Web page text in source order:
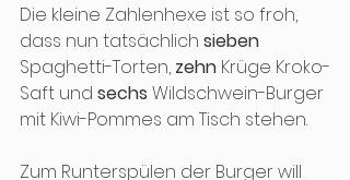
Die kleine Zahlenhexe ist so froh,
dass nun tatsächlich sieben
Spaghetti-Torten, zehn Krüge Kroko-
Saft und sechs Wildschwein-Burger
mit Kiwi-Pommes am Tisch stehen.
Zum Runterspülen der Burger will